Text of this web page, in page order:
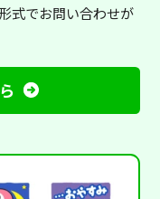
式でお問い合わせが